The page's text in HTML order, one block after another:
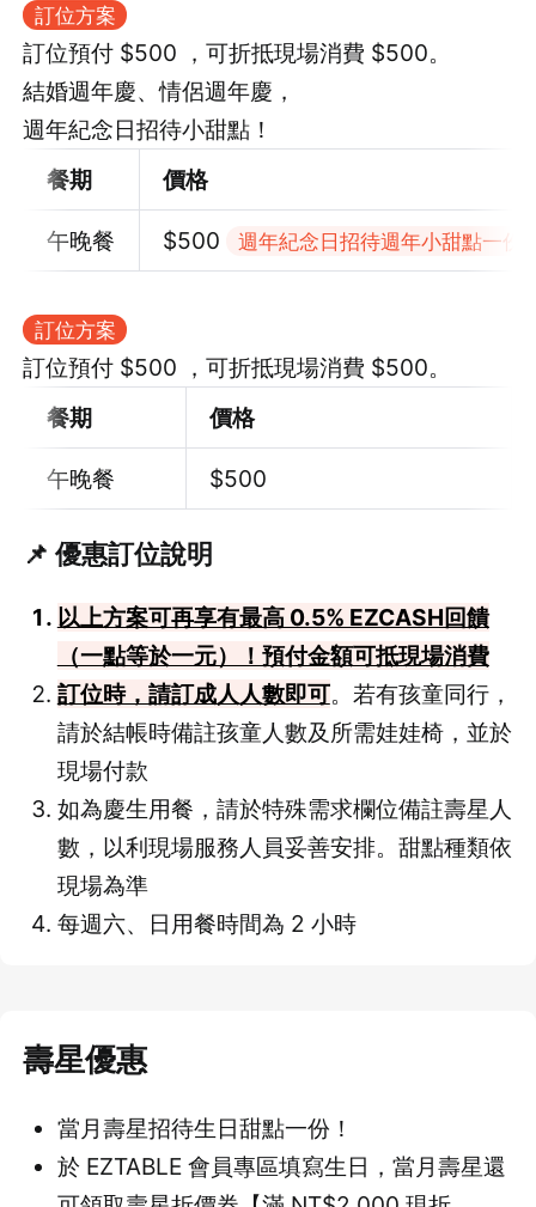
訂位方案
訂位預付 $500 ，可折抵現場消費 $500。
結婚週年慶、情侶週年慶，
週年紀念日招待小甜點！
餐期
價格
午晚餐 $500 週年紀念日招待週年小甜點一份
訂位方案
訂位預付 $500 ，可折抵現場消費 $500。
餐期
價格
午晚餐 $500
📌 優惠訂位說明
以上方案可再享有最高 0.5% EZCASH回饋
（一點等於一元）！預付金額可抵現場消費
訂位時，請訂成人人數即可。若有孩童同行，
請於結帳時備註孩童人數及所需娃娃椅，並於
現場付款
如為慶生用餐，請於特殊需求欄位備註壽星人
數，以利現場服務人員妥善安排。甜點種類依
現場為準
每週六、日用餐時間為 2 小時
壽星優惠
當月壽星招待生日甜點一份！
於 EZTABLE 會員專區填寫生日，當月壽星還